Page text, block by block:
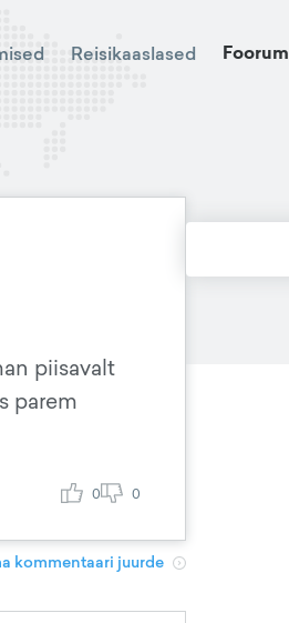
Reisikaaslased Foorum
piisavalt
parem
0 0
kommentaari juurde